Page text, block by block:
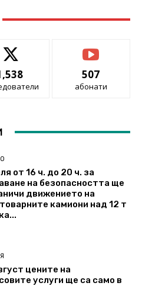
507
абонати
от 16 ч. до 20 ч. за
на безопасността ще
движението на
камиони над 12 т
цените на
услуги ще са само в